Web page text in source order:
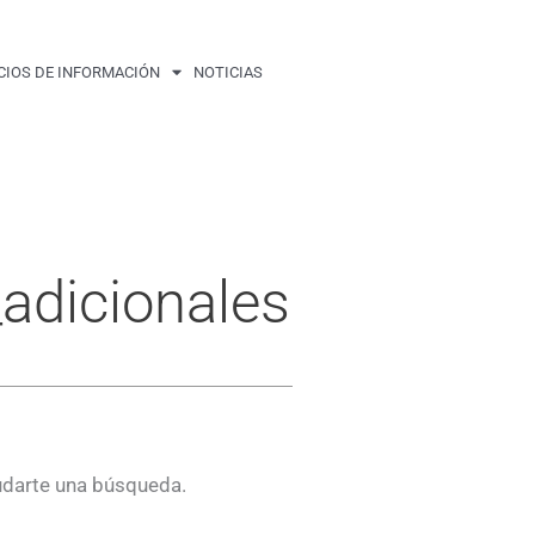
DE INFORMACIÓN NOTICIAS
una búsqueda.